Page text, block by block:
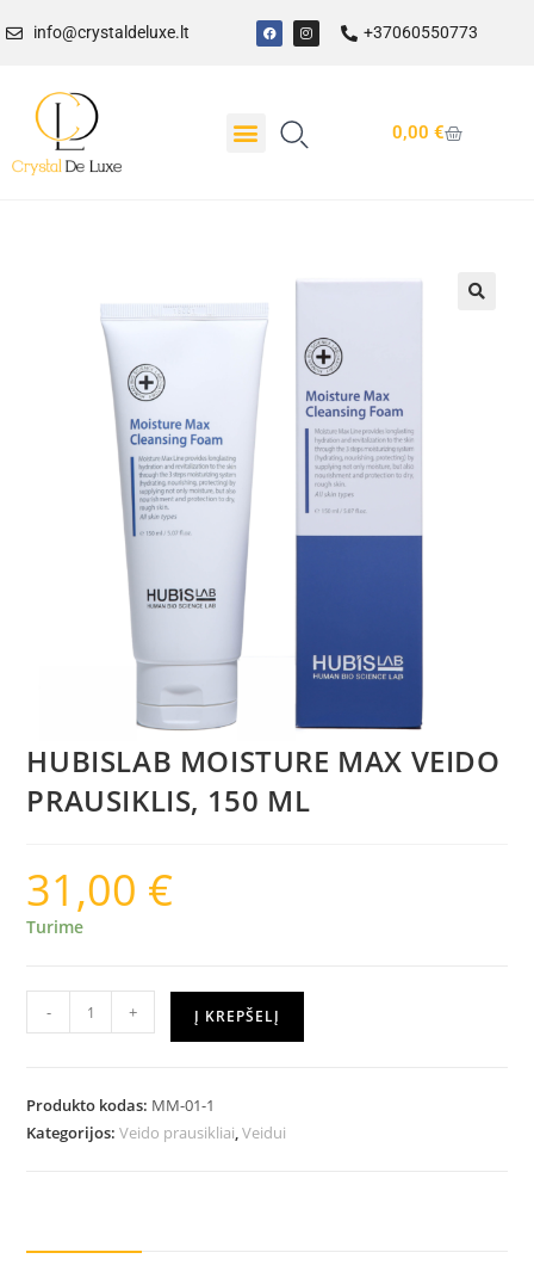
info@crystaldeluxe.lt +37060550773
0,00 €
HUBISLAB MOISTURE MAX VEIDO
PRAUSIKLIS, 150 ML
31,00 €
Turime
- + Į KREPŠELĮ
Produkto kodas: MM-01-1
Kategorijos:Veido prausikliai,Veidui